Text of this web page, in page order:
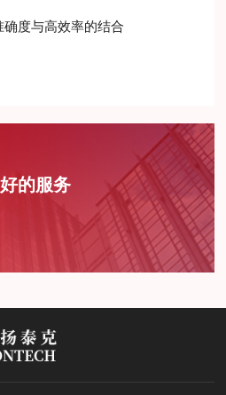
度与高效率的结合
的服务